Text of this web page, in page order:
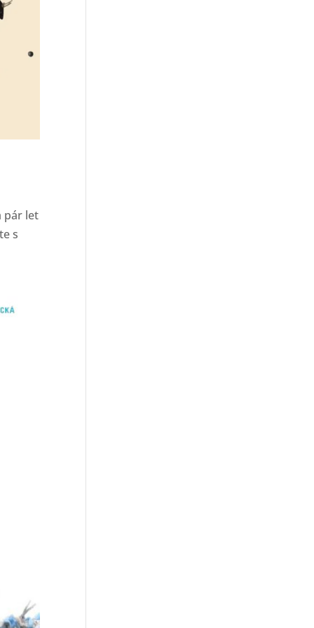
pár let
s